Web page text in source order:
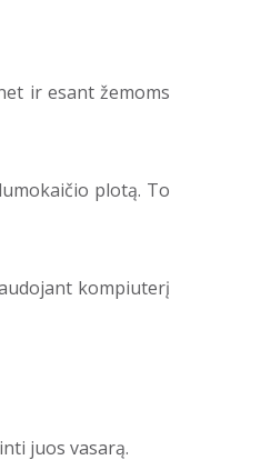
ir esant žemoms
plotą. To
kompiuterį
juos vasarą.